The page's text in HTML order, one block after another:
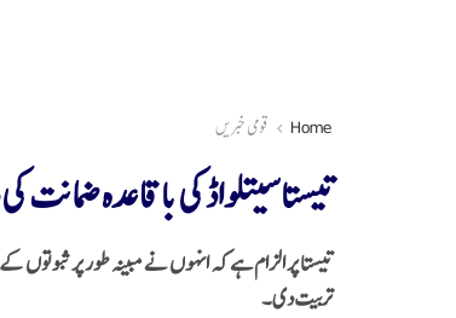
Home قومی خبریں
تیستا سیتلواڈ کی باقاعدہ
تربیت دی۔